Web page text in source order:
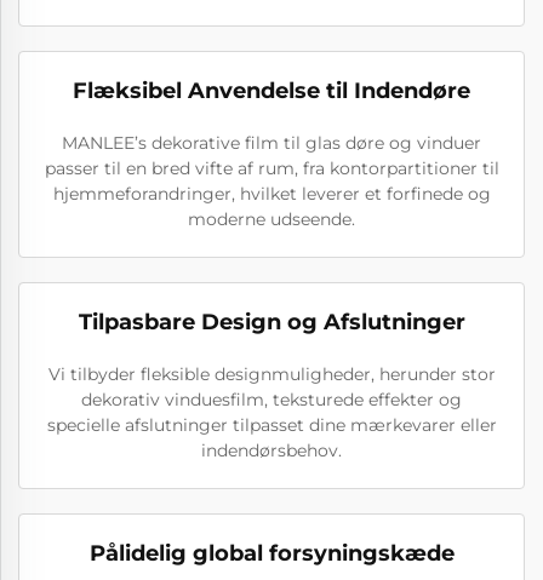
Flæksibel Anvendelse til Indendøre
MANLEE’s dekorative film til glas døre og vinduer
passer til en bred vifte af rum, fra kontorpartitioner til
hjemmeforandringer, hvilket leverer et forfinede og
moderne udseende.
Tilpasbare Design og Afslutninger
Vi tilbyder fleksible designmuligheder, herunder stor
dekorativ vinduesfilm, teksturede effekter og
specielle afslutninger tilpasset dine mærkevarer eller
indendørsbehov.
Pålidelig global forsyningskæde